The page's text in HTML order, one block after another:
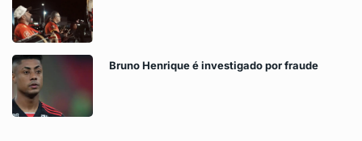
Bruno Henrique é investigado por fraude